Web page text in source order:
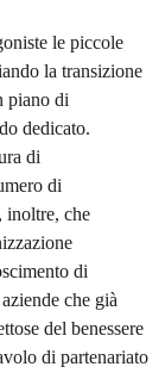
le piccole
la transizione
piano di
dedicato.
di
di
inoltre, che
di
che già
del benessere
di partenariato